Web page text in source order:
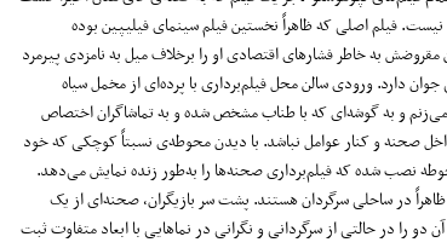
فیلم اصلی که ظاهراً نخستین فیلم سینمای فیلیپین بوده
به خاطر فشارهای اقتصادی او را برخلاف میل به نامزدی پیرمرد
دارد. ورودی سالن محل فیلم‌برداری با پرده‌ای از مخمل سیاه
و به گوشه‌ای که با طناب مشخص شده و به تماشاگران اختصاص
صحنه و کنار عوامل نباشد. با دیدن محوطه‌ی نسبتاً کوچکی که خود
نصب شده که فیلم‌برداری صحنه‌ها را به‌طور زنده نمایش می‌دهد.
در ساحلی سرگردان هستند. پشت سر بازیگران، صحنه‌ای از یک
در حالتی از سرگردانی و نگرانی در نماهایی با ابعاد متفاوت ثبت